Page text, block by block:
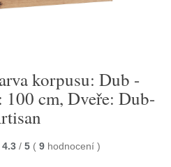
korpusu: Dub -
cm, Dveře: Dub-
4.3 / 5 ( 9 hodnocení )